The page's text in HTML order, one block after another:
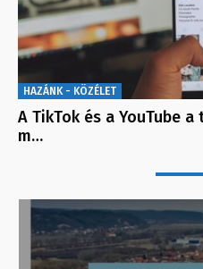
HAZÁNK - KÖZÉLET
A TikTok és a YouTube
m…